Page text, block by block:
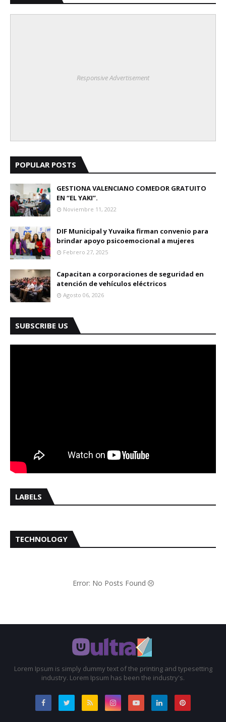
Responsive Advertisement
POPULAR POSTS
GESTIONA VALENCIANO COMEDOR GRATUITO
EN “EL YAKI”.
Noviembre 11, 2022
DIF Municipal y Yuvaika firman convenio para
brindar apoyo psicoemocional a mujeres
Febrero 27, 2025
Capacitan a corporaciones de seguridad en
atención de vehículos eléctricos
Agosto 06, 2026
SUBSCRIBE US
LABELS
TECHNOLOGY
Error: No Posts Found
Lorem Ipsum is simply dummy text of the printing and typesetting
industry. Lorem Ipsum has been the industry's.